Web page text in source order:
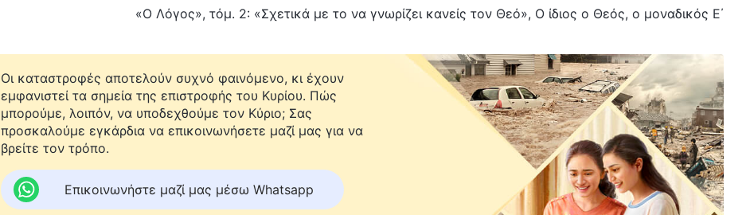
«Ο Λόγος», τόμ. 2: «Σχετικά με το να γνωρίζει κανείς τον Θεό», Ο ίδιος ο Θεός, ο μοναδικός Ε΄
Οι καταστροφές αποτελούν συχνό φαινόμενο, κι έχουν
εμφανιστεί τα σημεία της επιστροφής του Κυρίου. Πώς
μπορούμε, λοιπόν, να υποδεχθούμε τον Κύριο; Σας
προσκαλούμε εγκάρδια να επικοινωνήσετε μαζί μας για να
βρείτε τον τρόπο.
Επικοινωνήστε μαζί μας μέσω Whatsapp